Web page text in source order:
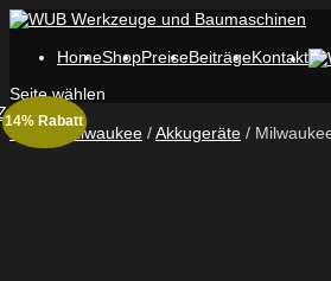
HomeShopPreiseBeiträgeKontakt
Seite wählen
Milwaukee /Akkugeräte /
14% Rabatt